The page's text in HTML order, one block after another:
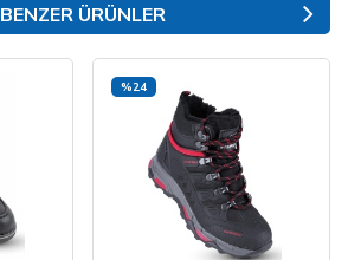
BENZER ÜRÜNLER
%24